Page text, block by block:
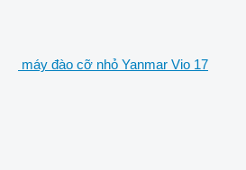
máy đào cỡ nhỏ Yanmar Vio 17